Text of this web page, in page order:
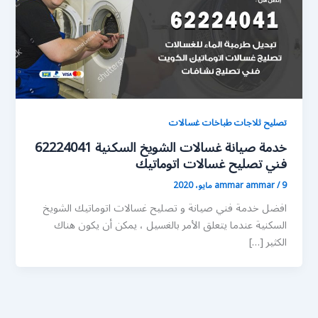
تصليح ثلاجات طباخات غسالات
خدمة صيانة غسالات الشويخ السكنية 62224041
فني تصليح غسالات اتوماتيك
ammar ammar/9 مايو، 2020
افضل خدمة فني صيانة و تصليح غسالات اتوماتيك الشويخ
السكنية عندما يتعلق الأمر بالغسيل ، يمكن أن يكون هناك
الكثير […]